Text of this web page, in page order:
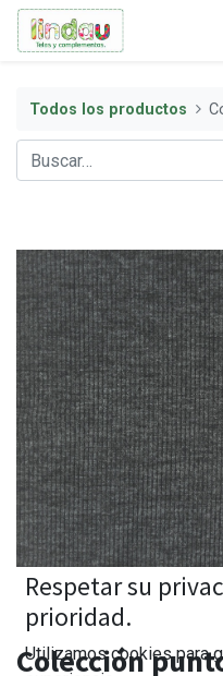
Todos los productos
Colección
Respetar su
prioridad.
Utilizamos cookies para